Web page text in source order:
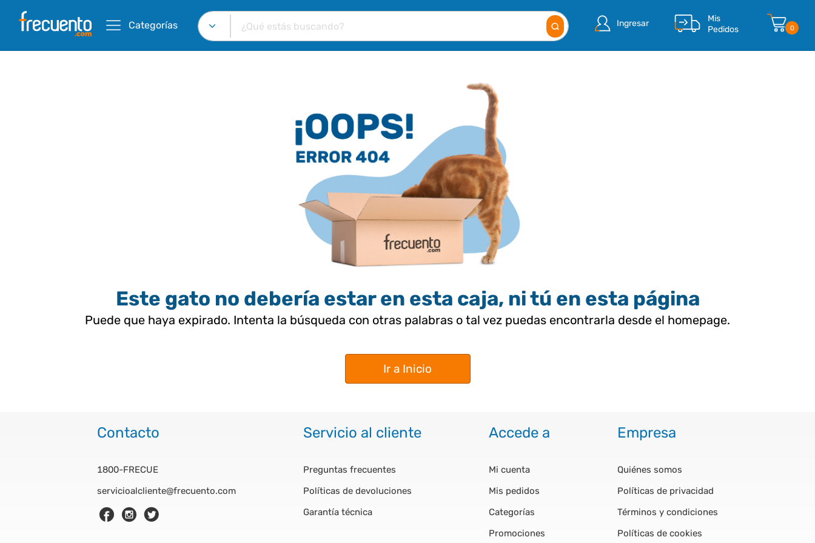
Categorías Ingresar
Mis
Pedidos
0
Este gato no debería estar en esta caja, ni tú en esta página
Puede que haya expirado. Intenta la búsqueda con otras palabras o tal vez puedas encontrarla desde el homepage.
Ir a Inicio
Contacto
1800-FRECUE
servicioalcliente@frecuento.com
Servicio al cliente
Preguntas frecuentes
Políticas de devoluciones
Garantía técnica
Accede a
Mi cuenta
Mis pedidos
Categorías
Promociones
Empresa
Quiénes somos
Políticas de privacidad
Términos y condiciones
Políticas de cookies